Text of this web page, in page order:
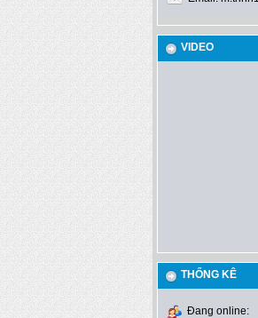
VIDEO
THỐNG KÊ
Đang online: